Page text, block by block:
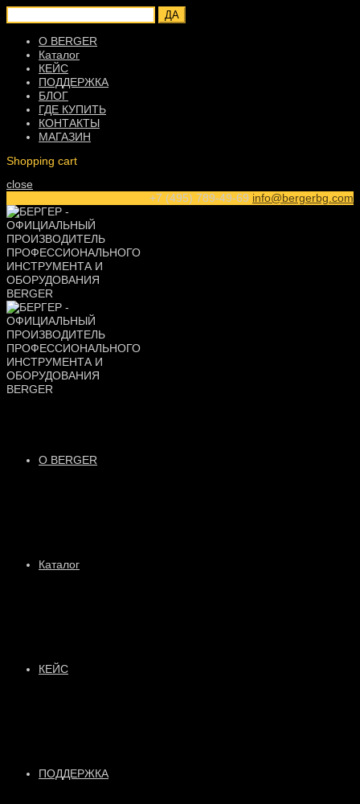
ДА
О BERGER
Каталог
КЕЙС
ПОДДЕРЖКА
БЛОГ
ГДЕ КУПИТЬ
КОНТАКТЫ
МАГАЗИН
Shopping cart
close
+7 (495) 789-49-69 info@bergerbg.com
О BERGER
Каталог
КЕЙС
ПОДДЕРЖКА